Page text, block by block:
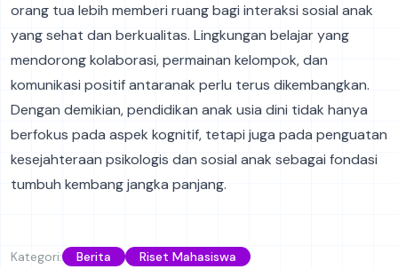
orang tua lebih memberi ruang bagi interaksi sosial anak
yang sehat dan berkualitas. Lingkungan belajar yang
mendorong kolaborasi, permainan kelompok, dan
komunikasi positif antaranak perlu terus dikembangkan.
Dengan demikian, pendidikan anak usia dini tidak hanya
berfokus pada aspek kognitif, tetapi juga pada penguatan
kesejahteraan psikologis dan sosial anak sebagai fondasi
tumbuh kembang jangka panjang.
Kategori: Berita Riset Mahasiswa